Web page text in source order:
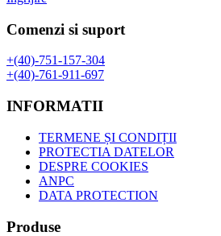
Comenzi si suport
+(40)-751-157-304
+(40)-761-911-697
INFORMATII
TERMENE ȘI CONDIȚII
PROTECTIA DATELOR
DESPRE COOKIES
ANPC
DATA PROTECTION
Produse